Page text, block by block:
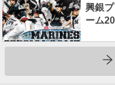
興銀
ーム